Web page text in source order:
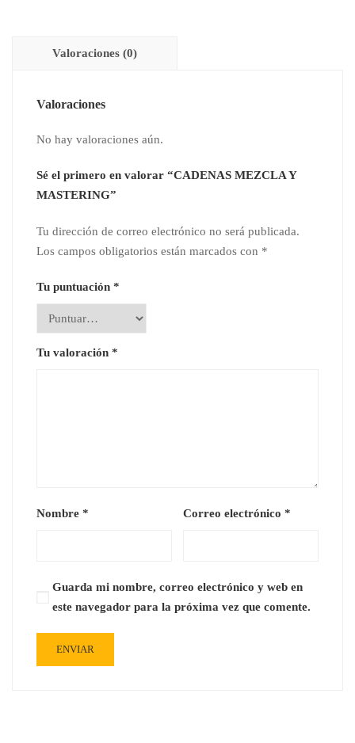
Valoraciones (0)
Valoraciones
No hay valoraciones aún.
Sé el primero en valorar “CADENAS MEZCLA Y
MASTERING”
Tu dirección de correo electrónico no será publicada.
Los campos obligatorios están marcados con *
Tu puntuación *
Tu valoración *
Nombre * Correo electrónico*
Guarda mi nombre, correo electrónico y web en
este navegador para la próxima vez que comente.